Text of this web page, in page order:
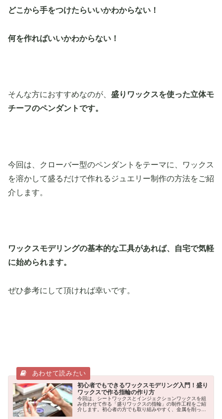
どこから手をつけたらいいかわからない！
何を作ればいいかわからない！
そんな方におすすめなのが、 盛りワックスを使った立体モ
チーフのペンダントです。
今回は、クローバー型のペンダントをテーマに、ワックス
を溶かして盛るだけで作れるジュエリー制作の方法をご紹
介します。
ワックスモデリングの基本的な工具があれば、自宅で気軽
に始められます。
ぜひ参考にして頂ければ幸いです。
初心者でもできるワックスモデリング入門！盛り
ワックスで作る指輪の作り方
今回は、シートワックスとインジェクションワックスを組
み合わせて作る「盛りワックスの指輪」の制作工程をご紹
介します。初心者の方でも取り組みやすく、金属を削った